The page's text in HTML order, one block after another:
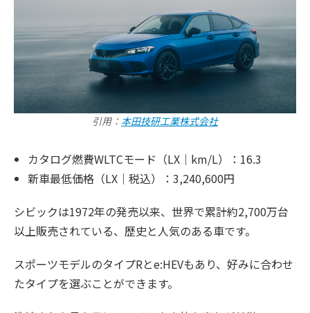
引用： 本田技研工業株式会社
カタログ燃費WLTCモード（LX｜km/L）：16.3
新車最低価格（LX｜税込）：3,240,600円
シビックは1972年の発売以来、世界で累計約2,700万台
以上販売されている、歴史と人気のある車です。
スポーツモデルのタイプRとe:HEVもあり、好みに合わせ
たタイプを選ぶことができます。